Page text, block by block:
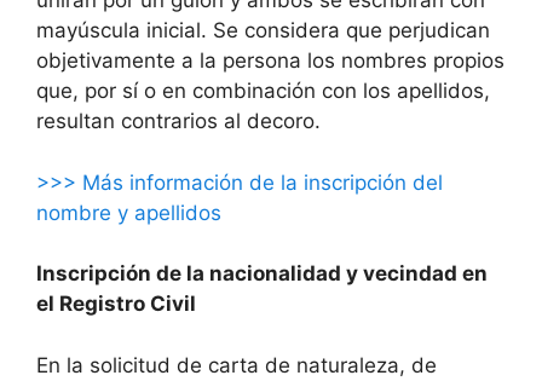
mayúscula inicial. Se considera que perjudican
objetivamente a la persona los nombres propios
que, por sí o en combinación con los apellidos,
resultan contrarios al decoro.
>>> Más información de la inscripción del
nombre y apellidos
Inscripción de la nacionalidad y vecindad en
el Registro Civil
En la solicitud de carta de naturaleza, de